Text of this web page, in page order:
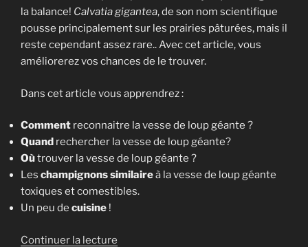
la balance! Calvatia gigantea, de son nom scientifique
pousse principalement sur les prairies pâturées, mais il
reste cependant assez rare.. Avec cet article, vous
améliorerez vos chances de le trouver.
Dans cet article vous apprendrez :
Comment reconnaitre la vesse de loup géante ?
Quand rechercher la vesse de loup géante?
Oùtrouver la vesse de loup géante ?
Les champignons similaireà la vesse de loup géante
toxiques et comestibles.
Un peu de cuisine !
Continuer la lecture